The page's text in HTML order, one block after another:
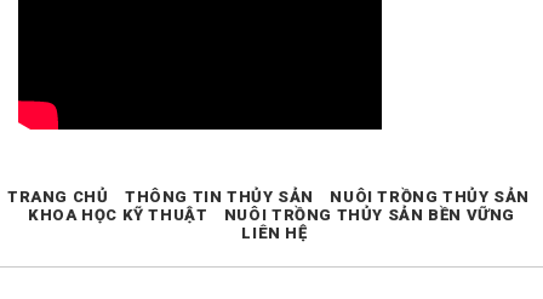
TRANG CHỦ THÔNG TIN THỦY SẢN
NUÔI TRỒNG THỦY SẢN
KHOA HỌC KỸ THUẬT
NUÔI TRỒNG THỦY SẢN BỀN VỮNG
LIÊN HỆ